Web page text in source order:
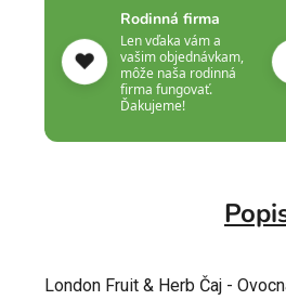
❤️
Rodinná firma
Len vďaka vám a
vašim objednávkam,
môže naša rodinná
firma fungovať.
Ďakujeme!
London Fruit & Herb Čaj -